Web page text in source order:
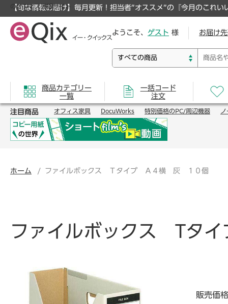
【旬な情報お届け】毎月更新！担当者”オススメ”の『今月のこれい
のオフィス通販サイト
ようこそ、 ゲスト 様 お届け
商品カテゴリー
一覧
一括コード
注文
注目商品 オフィス家具 DocuWorks 特別価格のPC/周辺機器 ノ
ホーム ファイルボックス Ｔタイプ Ａ４横 灰 １０個
ファイルボックス T
販売価格